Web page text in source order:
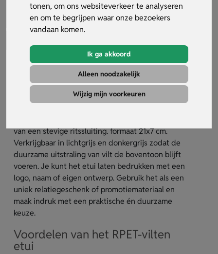
tonen, om ons websiteverkeer te analyseren
en om te begrijpen waar onze bezoekers
vandaan komen.
Ik ga akkoord
Alleen noodzakelijk
Wijzig mijn voorkeuren
Vilten etui
Artikelnummer:30189
van een stevige ritssluiting. formaat 21x7 cm.
Verkrijgbaar in lichtgrijs en donkergrijs zodat de
duurzame uitstraling van vilt de boventoon blijft
voeren. Je kunt het etui laten bedrukken met een
logo, naam of eigen ontwerp. Gebruik het als een
uniek relatiegeschenk of promotiemateriaal en
maak indruk met een praktische én duurzame
keuze.
Voordelen van het RPET-vilten
etui